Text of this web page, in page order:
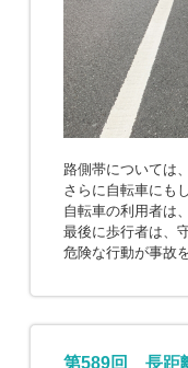
路側帯については
さらに自転車にも
自転車の利用者は
最後に歩行者は、
危険な行動が事故
第589回 長距